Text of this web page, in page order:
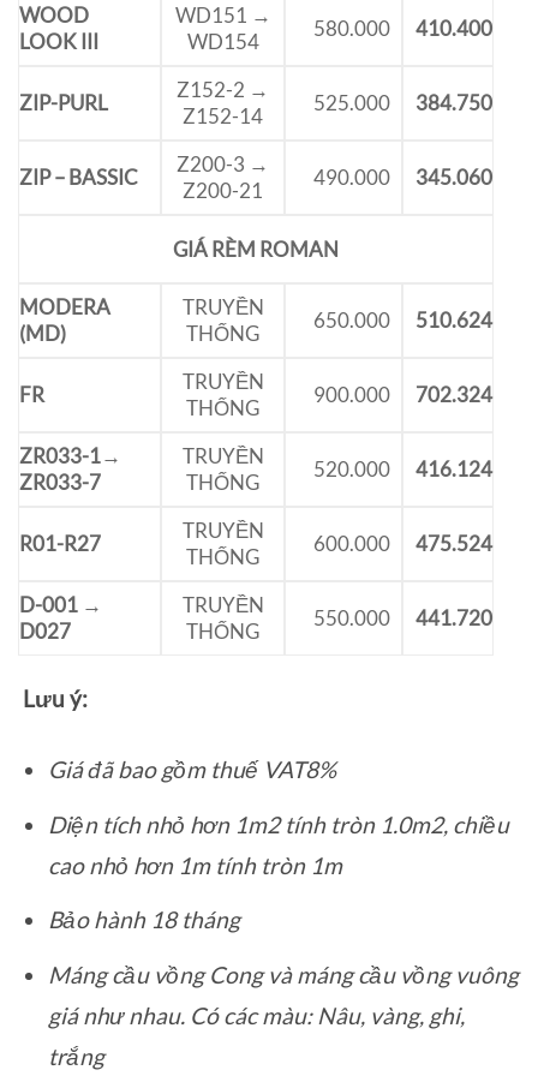
WOOD
LOOK III
WD151 →
WD154
580.000 410.400
ZIP-PURL
Z152-2 →
Z152-14
525.000 384.750
ZIP – BASSIC
Z200-3 →
Z200-21
490.000 345.060
GIÁ RÈM ROMAN
MODERA
(MD)
TRUYỀN
THỐNG
650.000 510.624
FR
TRUYỀN
THỐNG
900.000 702.324
ZR033-1→
ZR033-7
TRUYỀN
THỐNG
520.000 416.124
R01-R27
TRUYỀN
THỐNG
600.000 475.524
D-001 →
D027
TRUYỀN
THỐNG
550.000 441.720
Lưu ý:
Giá đã bao gồm thuế VAT8%
Diện tích nhỏ hơn 1m2 tính tròn 1.0m2, chiều
cao nhỏ hơn 1m tính tròn 1m
Bảo hành 18 tháng
Máng cầu vồng Cong và máng cầu vồng vuông
giá như nhau. Có các màu: Nâu, vàng, ghi,
trắng